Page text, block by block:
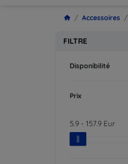
Accessoires
FILTRE
Disponibilité
Prix
5.9 - 157.9 Eur